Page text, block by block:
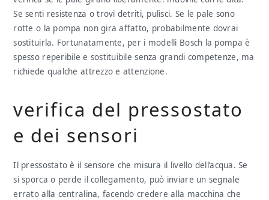
Se senti resistenza o trovi detriti, pulisci. Se le pale sono
rotte o la pompa non gira affatto, probabilmente dovrai
sostituirla. Fortunatamente, per i modelli Bosch la pompa è
spesso reperibile e sostituibile senza grandi competenze, ma
richiede qualche attrezzo e attenzione.
verifica del pressostato
e dei sensori
Il pressostato è il sensore che misura il livello dell’acqua. Se
si sporca o perde il collegamento, può inviare un segnale
errato alla centralina, facendo credere alla macchina che